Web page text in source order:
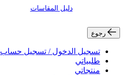
دليل المقاسات
رجوع
تسجيل الدخول / تسجيل حساب
طلبياتي
منتجاتي